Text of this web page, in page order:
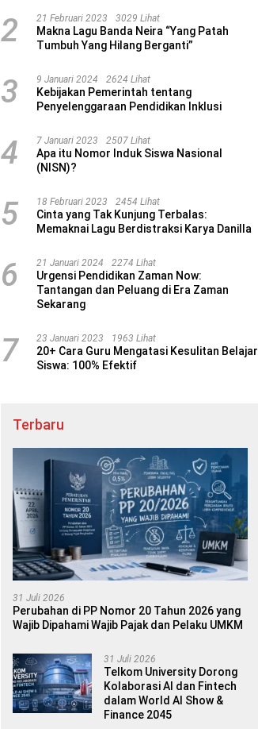
2 21 Februari 2023 3029 Lihat
Makna Lagu Banda Neira “Yang Patah
Tumbuh Yang Hilang Berganti”
3 9 Januari 2024 2624 Lihat
Kebijakan Pemerintah tentang
Penyelenggaraan Pendidikan Inklusi
4 7 Januari 2023 2507 Lihat
Apa itu Nomor Induk Siswa Nasional
(NISN)?
5 18 Februari 2023 2454 Lihat
Cinta yang Tak Kunjung Terbalas:
Memaknai Lagu Berdistraksi Karya Danilla
6 21 Januari 2024 2274 Lihat
Urgensi Pendidikan Zaman Now:
Tantangan dan Peluang di Era Zaman
Sekarang
7 23 Januari 2023 1963 Lihat
20+ Cara Guru Mengatasi Kesulitan Belajar
Siswa: 100% Efektif
Terbaru
31 Juli 2026
Perubahan di PP Nomor 20 Tahun 2026 yang
Wajib Dipahami Wajib Pajak dan Pelaku UMKM
31 Juli 2026
Telkom University Dorong
Kolaborasi AI dan Fintech
dalam World AI Show &
Finance 2045